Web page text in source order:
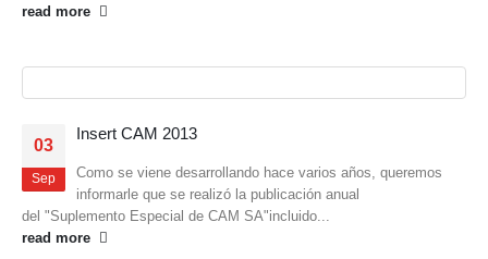
read more
03
Sep
Insert CAM 2013
Como se viene desarrollando hace varios años, queremos
informarle que se realizó la publicación anual
del "Suplemento Especial de CAM SA"incluido...
read more